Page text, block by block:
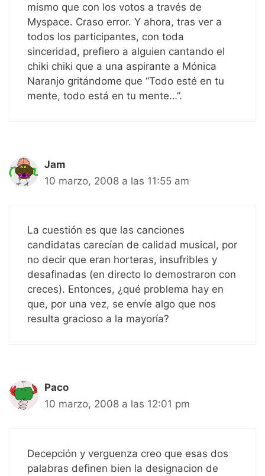
mismo que con los votos a través de
Myspace. Craso error. Y ahora, tras ver a
todos los participantes, con toda
sinceridad, prefiero a alguien cantando el
chiki chiki que a una aspirante a Mónica
Naranjo gritándome que “Todo esté en tu
mente, todo está en tu mente…”.
Jam
10 marzo, 2008 a las 11:55 am
La cuestión es que las canciones
candidatas carecían de calidad musical, por
no decir que eran horteras, insufribles y
desafinadas (en directo lo demostraron con
creces). Entonces, ¿qué problema hay en
que, por una vez, se envíe algo que nos
resulta gracioso a la mayoría?
Paco
10 marzo, 2008 a las 12:01 pm
Decepción y verguenza creo que esas dos
palabras definen bien la designacion de